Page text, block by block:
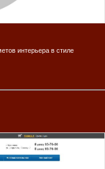
интерьера в стиле